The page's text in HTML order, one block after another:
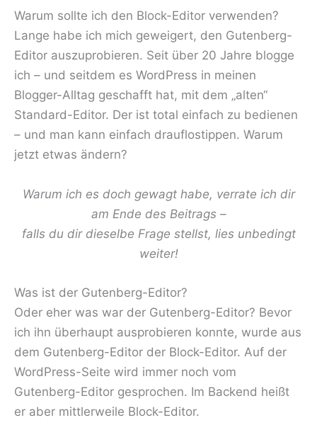
Warum sollte ich den Block-Editor verwenden?
Lange habe ich mich geweigert, den Gutenberg-
Editor auszuprobieren. Seit über 20 Jahre blogge
ich – und seitdem es WordPress in meinen
Blogger-Alltag geschafft hat, mit dem „alten“
Standard-Editor. Der ist total einfach zu bedienen
– und man kann einfach drauflostippen. Warum
jetzt etwas ändern?
Warum ich es doch gewagt habe, verrate ich dir
am Ende des Beitrags –
falls du dir dieselbe Frage stellst, lies unbedingt
weiter!
Was ist der Gutenberg-Editor?
Oder eher was war der Gutenberg-Editor? Bevor
ich ihn überhaupt ausprobieren konnte, wurde aus
dem Gutenberg-Editor der Block-Editor. Auf der
WordPress-Seite wird immer noch vom
Gutenberg-Editor gesprochen. Im Backend heißt
er aber mittlerweile Block-Editor.